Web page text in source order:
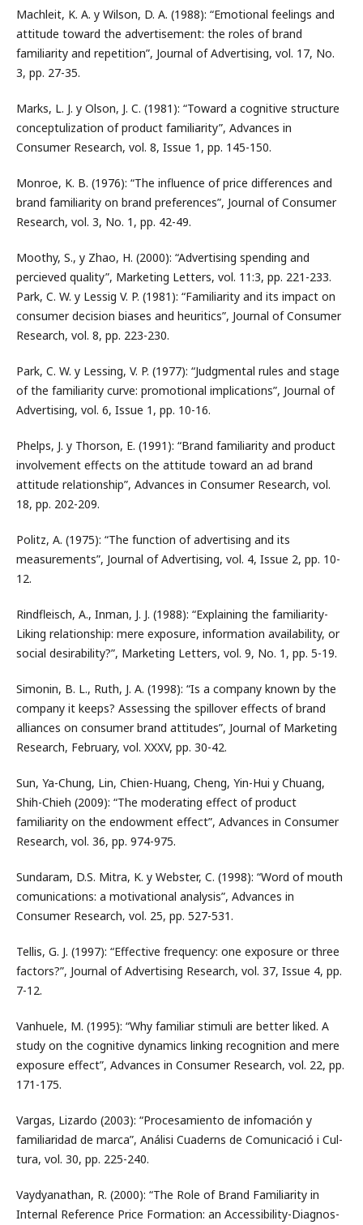
Machleit, K. A. y Wilson, D. A. (1988): “Emotional feelings and
attitude toward the advertisement: the roles of brand
familiarity and repetition”, Journal of Advertising, vol. 17, No.
3, pp. 27-35.
Marks, L. J. y Olson, J. C. (1981): “Toward a cognitive structure
conceptulization of product familiarity”, Advances in
Consumer Research, vol. 8, Issue 1, pp. 145-150.
Monroe, K. B. (1976): “The influence of price differences and
brand familiarity on brand preferences”, Journal of Consumer
Research, vol. 3, No. 1, pp. 42-49.
Moothy, S., y Zhao, H. (2000): “Advertising spending and
percieved quality”, Marketing Letters, vol. 11:3, pp. 221-233.
Park, C. W. y Lessig V. P. (1981): “Familiarity and its impact on
consumer decision biases and heuritics”, Journal of Consumer
Research, vol. 8, pp. 223-230.
Park, C. W. y Lessing, V. P. (1977): “Judgmental rules and stage
of the familiarity curve: promotional implications”, Journal of
Advertising, vol. 6, Issue 1, pp. 10-16.
Phelps, J. y Thorson, E. (1991): “Brand familiarity and product
involvement effects on the attitude toward an ad brand
attitude relationship”, Advances in Consumer Research, vol.
18, pp. 202-209.
Politz, A. (1975): “The function of advertising and its
measurements”, Journal of Advertising, vol. 4, Issue 2, pp. 10-
12.
Rindfleisch, A., Inman, J. J. (1988): “Explaining the familiarity-
Liking relationship: mere exposure, information availability, or
social desirability?”, Marketing Letters, vol. 9, No. 1, pp. 5-19.
Simonin, B. L., Ruth, J. A. (1998): “Is a company known by the
company it keeps? Assessing the spillover effects of brand
alliances on consumer brand attitudes”, Journal of Marketing
Research, February, vol. XXXV, pp. 30-42.
Sun, Ya-Chung, Lin, Chien-Huang, Cheng, Yin-Hui y Chuang,
Shih-Chieh (2009): “The moderating effect of product
familiarity on the endowment effect”, Advances in Consumer
Research, vol. 36, pp. 974-975.
Sundaram, D.S. Mitra, K. y Webster, C. (1998): “Word of mouth
comunications: a motivational analysis”, Advances in
Consumer Research, vol. 25, pp. 527-531.
Tellis, G. J. (1997): “Effective frequency: one exposure or three
factors?”, Journal of Advertising Research, vol. 37, Issue 4, pp.
7-12.
Vanhuele, M. (1995): “Why familiar stimuli are better liked. A
study on the cognitive dynamics linking recognition and mere
exposure effect”, Advances in Consumer Research, vol. 22, pp.
171-175.
Vargas, Lizardo (2003): “Procesamiento de infomación y
familiaridad de marca”, Análisi Cuaderns de Comunicació i Cul-
tura, vol. 30, pp. 225-240.
Vaydyanathan, R. (2000): “The Role of Brand Familiarity in
Internal Reference Price Formation: an Accessibility-Diagnos-